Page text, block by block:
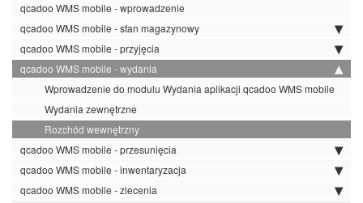
qcadoo WMS mobile - wprowadzenie
qcadoo WMS mobile - stan magazynowy
qcadoo WMS mobile - przyjęcia
qcadoo WMS mobile - wydania
Wprowadzenie do modulu Wydania aplikacji qcadoo WMS mobile
Wydania zewnętrzne
Rozchód wewnętrzny
qcadoo WMS mobile - przesunięcia
qcadoo WMS mobile - inwentaryzacja
qcadoo WMS mobile - zlecenia